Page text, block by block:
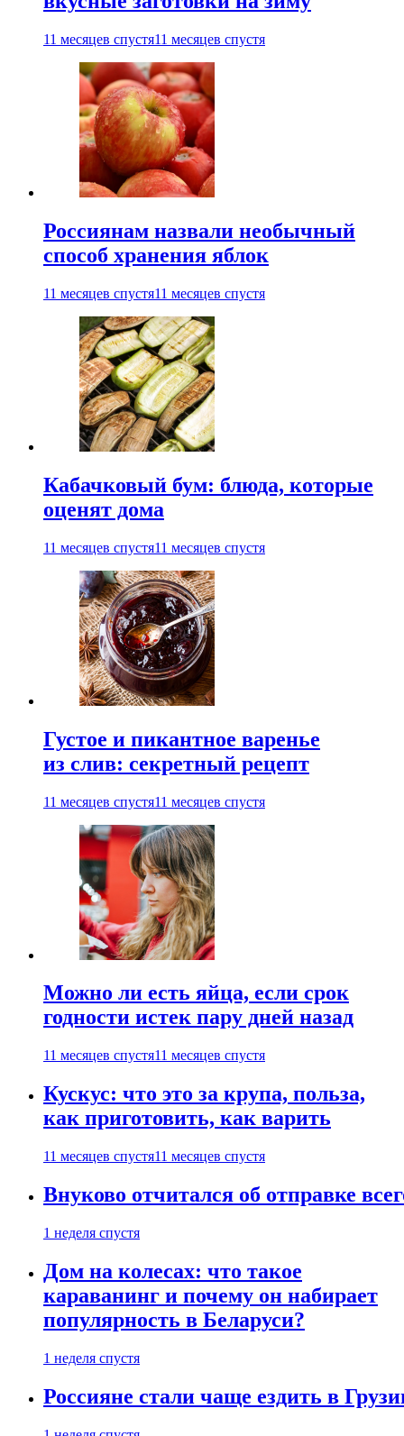
11 месяцев спустя11 месяцев спустя
Россиянам назвали необычный
способ хранения яблок
11 месяцев спустя11 месяцев спустя
Кабачковый бум: блюда, которые
оценят дома
11 месяцев спустя11 месяцев спустя
Густое и пикантное варенье
из слив: секретный рецепт
11 месяцев спустя11 месяцев спустя
Можно ли есть яйца, если срок
годности истек пару дней назад
11 месяцев спустя11 месяцев спустя
Кускус: что это за крупа, польза,
как приготовить, как варить
11 месяцев спустя11 месяцев спустя
Внуково отчитался об отправке
1 неделя спустя
Дом на колесах: что такое
караванинг и почему он набирает
популярность в Беларуси?
1 неделя спустя
Россияне стали чаще ездить в